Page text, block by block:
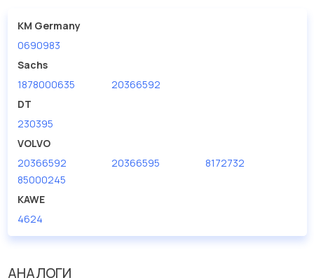
представлены в большом ассортименте.
Мы продаем сертифицированные колодки тормозные
дисковые с гарантией от производителя TRUCKTEC.
Производитель
KM Germany
0690983
Sachs
1878000635
20366592
DT
230395
VOLVO
20366592
20366595
8172732
85000245
KAWE
4624
АНАЛОГИ